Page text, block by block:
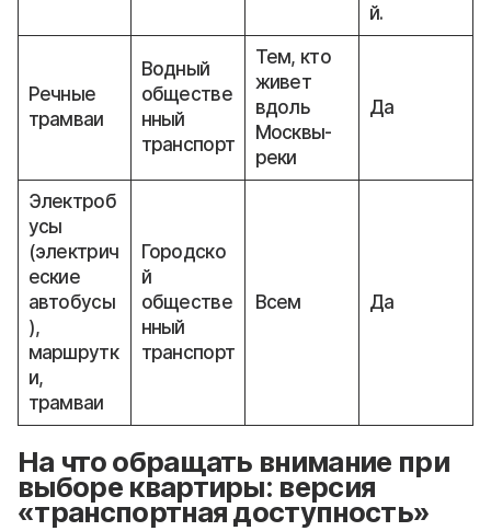
й.
Речные
трамваи
Водный
обществе
нный
транспорт
Тем, кто
живет
вдоль
Москвы-
реки
Да
Электроб
усы
(электрич
еские
автобусы
),
маршрутк
и,
трамваи
Городско
й
обществе
нный
транспорт
Всем Да
На что обращать внимание при
выборе квартиры: версия
«транспортная доступность»